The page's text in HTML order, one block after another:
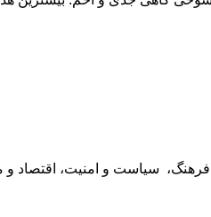
سیاست و امنیت، اقتصاد و